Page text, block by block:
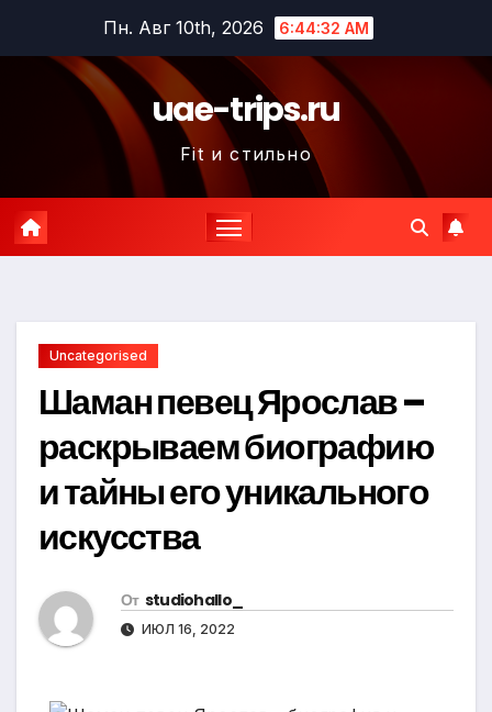
содержимому
Пн. Авг 10th, 2026 6:44:33 AM
uae-trips.ru
Fit и стильно
Uncategorised
Шаман певец Ярослав –
раскрываем биографию
и тайны его уникального
искусства
От studiohallo_
ИЮЛ 16, 2022